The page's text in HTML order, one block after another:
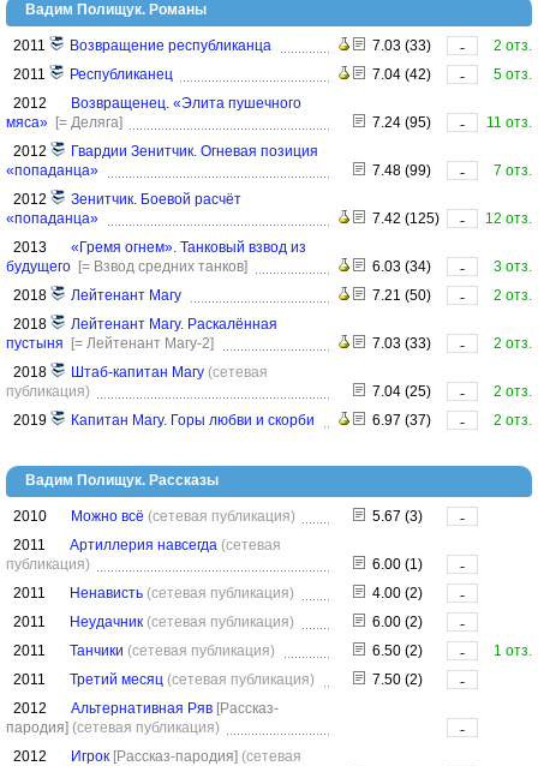
Вадим Полищук. Романы
2011 Возвращение республиканца 7.03 (33) -
2 отз.
2011
Республиканец 7.04 (42) -
5 отз.
2012
Возвращенец. «Элита пушечного
мяса» [= Деляга] 7.24 (95) -
11 отз.
2012
Гвардии Зенитчик. Огневая позиция
«попаданца»
7.48 (99) -
7 отз.
2012
Зенитчик. Боевой расчёт
«попаданца»
7.42 (125) -
12 отз.
2013
«Гремя огнем». Танковый взвод из
будущего [= Взвод средних танков] 6.03 (34) -
3 отз.
2018
Лейтенант Магу 7.21 (50) -
2 отз.
2018
Лейтенант Магу. Раскалённая
пустыня
[= Лейтенант Магу-2] 7.03 (33) -
2 отз.
2018
Штаб-капитан Магу (сетевая
публикация)
7.04 (25) -
2 отз.
2019
Капитан Магу. Горы любви и скорби 6.97 (37) - 2 отз.
Вадим Полищук. Рассказы
2010 Можно всё (сетевая публикация) 5.67 (3)
-
2011
Артиллерия навсегда (сетевая
публикация)
6.00 (1)
-
2011
Ненависть (сетевая публикация) 4.00 (2)
-
2011
Неудачник (сетевая публикация) 6.00 (2)
-
2011
Танчики (сетевая публикация) 6.50 (2) -
1 отз.
2011
Третий месяц (сетевая публикация) 7.50 (2)
-
2012
Альтернативная Ряв [Рассказ-
пародия] (сетевая публикация)
-
2012
Игрок [Рассказ-пародия] (сетевая